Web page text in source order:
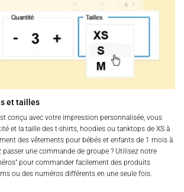
et tailles
conçu avec votre impression personnalisée, vous
et la taille des t-shirts, hoodies ou tanktops de XS à
des vêtements pour bébés et enfants de 1 mois à
passer une commande de groupe ? Utilisez notre
pour commander facilement des produits
ou des numéros différents en une seule fois.